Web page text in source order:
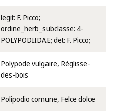
legit: F. Picco;
ordine_herb_subclasse: 4-
POLYPODIIDAE; det: F. Picco;
Polypode vulgaire, Réglisse-
des-bois
Polipodio comune, Felce dolce